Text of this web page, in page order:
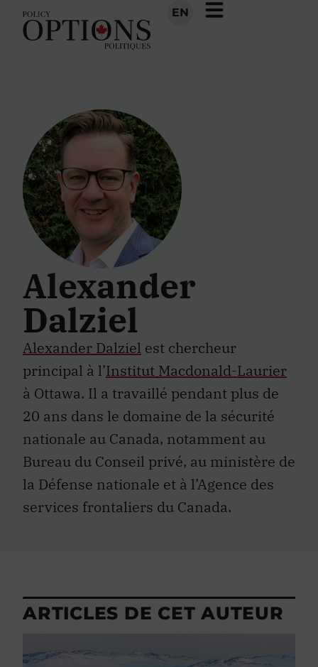
EN
Alexander
Dalziel
Alexander Dalziel est chercheur
principal à l’Institut Macdonald-Laurier
à Ottawa. Il a travaillé pendant plus de
20 ans dans le domaine de la sécurité
nationale au Canada, notamment au
Bureau du Conseil privé, au ministère de
la Défense nationale et à l’Agence des
services frontaliers du Canada.
ARTICLES DE CET AUTEUR